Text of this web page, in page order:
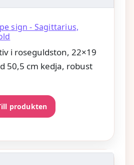
sign - Sagittarius,
i roseguldston, 22×19
50,5 cm kedja, robust
produkten